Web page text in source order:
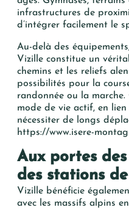
infrastructures de
d’intégrer facilement le
Au-delà des
Vizille constitue un
chemins et les reliefs
possibilités pour la
randonnée ou la
mode de vie actif, en
nécessiter de longs
https://www.isere-
Aux portes
des stations
Vizille bénéficie
avec les massifs alpins